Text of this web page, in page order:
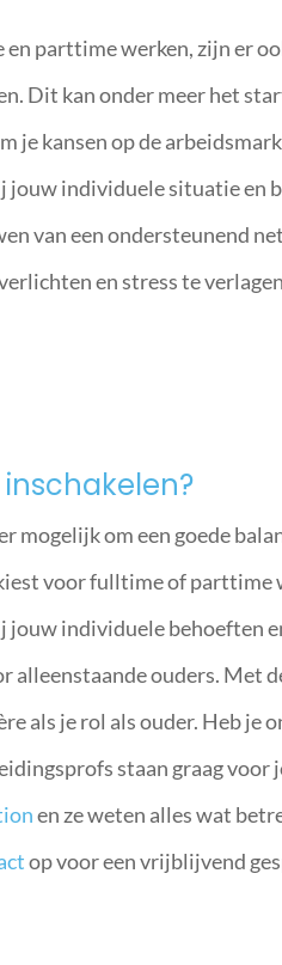
parttime werken, zijn er
Dit kan onder meer het
je kansen op de
individuele situatie en
van een ondersteunend
en stress te
mogelijk om een goede
voor fulltime of parttime
individuele behoeften
alleenstaande ouders. Met
als je rol als ouder. Heb je
staan graag
en ze weten alles wat
op voor een vrijblijvend